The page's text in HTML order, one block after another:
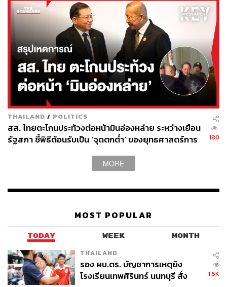
THAILAND / POLITICS
สส. ไทยตะโกนประท้วงต่อหน้ามินอ่องหล่าย ระหว่างเยือน
รัฐสภา ชี้พิธีต้อนรับเป็น ‘จุดตกต่ำ’ ของยุทธศาสตร์การ
180
MORE
MOST POPULAR
TODAY WEEK MONTH
THAILAND
รอง ผบ.ตร. บัญชาการเหตุยิง
โรงเรียนเทพศิรินทร์ นนทบุรี สั่ง
1.5K